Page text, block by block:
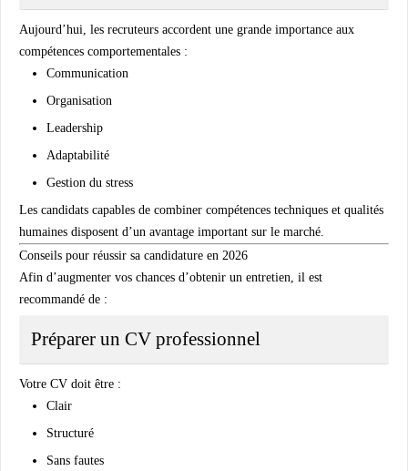
Aujourd’hui, les recruteurs accordent une grande importance aux
compétences comportementales :
Communication
Organisation
Leadership
Adaptabilité
Gestion du stress
Les candidats capables de combiner compétences techniques et qualités
humaines disposent d’un avantage important sur le marché.
Conseils pour réussir sa candidature en 2026
Afin d’augmenter vos chances d’obtenir un entretien, il est
recommandé de :
Préparer un CV professionnel
Votre CV doit être :
Clair
Structuré
Sans fautes